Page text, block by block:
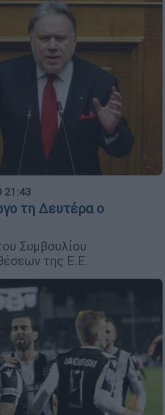
21:43
τη Δευτέρα ο
Συμβουλίου
της Ε.Ε.